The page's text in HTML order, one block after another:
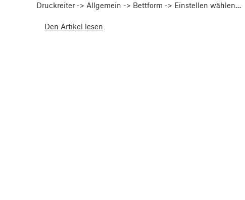
Druckreiter -> Allgemein -> Bettform -> Einstellen wählen…
Den Artikel lesen